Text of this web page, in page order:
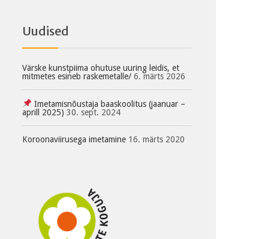
Uudised
Värske kunstpiima ohutuse uuring leidis, et
mitmetes esineb raskemetalle/ 6. märts 2026
Imetamisnõustaja baaskoolitus (jaanuar –
aprill 2025) 30. sept. 2024
Koroonaviirusega imetamine 16. märts 2020